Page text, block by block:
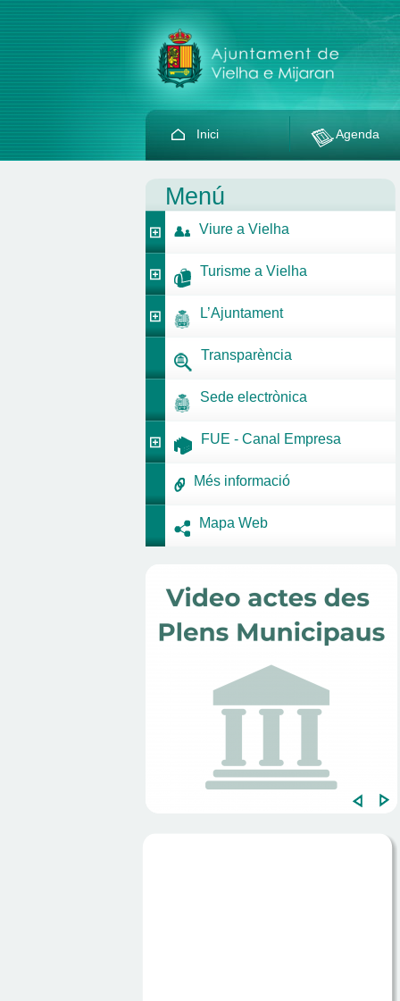
Inici Agenda
Menú
Viure a Vielha
Turisme a Vielha
L’Ajuntament
Transparència
Sede electrònica
FUE - Canal Empresa
Més informació
Mapa Web